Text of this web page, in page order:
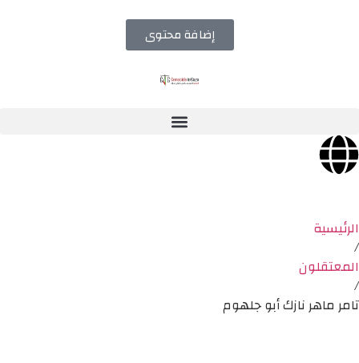
إضافة محتوى
الرئيسية
/
المعتقلون
/
تامر ماهر نازك أبو جلهوم